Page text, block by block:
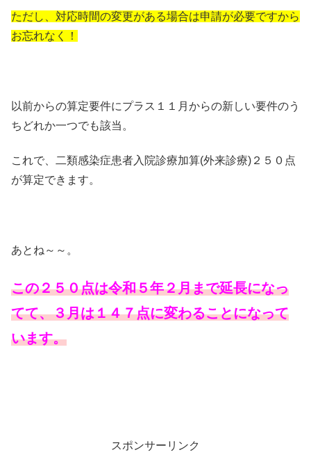
ただし、対応時間の変更がある場合は申請が必要ですから
お忘れなく！
以前からの算定要件にプラス１１月からの新しい要件のう
ちどれか一つでも該当。
これで、二類感染症患者入院診療加算(外来診療)２５０点
が算定できます。
あとね～～。
この２５０点は令和５年２月まで延長になっ
てて、３月は１４７点に変わることになって
います。
スポンサーリンク